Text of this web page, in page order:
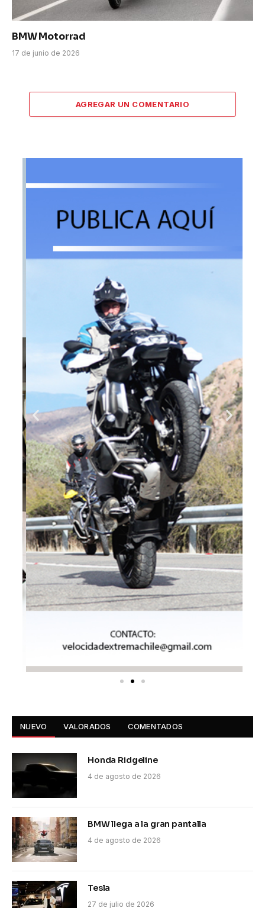
BMW Motorrad
17 de junio de 2026
AGREGAR UN COMENTARIO
NUEVO VALORADOS COMENTADOS
Honda Ridgeline
4 de agosto de 2026
BMW llega a la gran pantalla
4 de agosto de 2026
Tesla
27 de julio de 2026